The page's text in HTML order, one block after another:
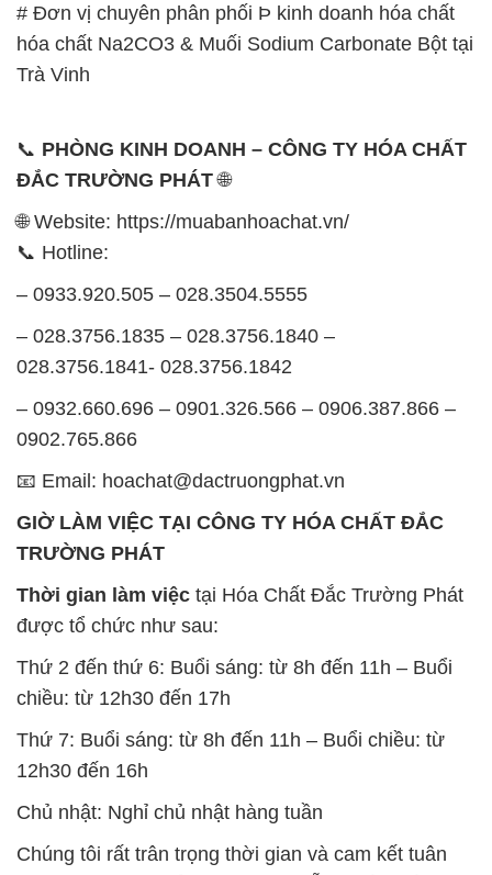
📞PHÒNG KINH DOANH – CÔNG TY HÓA CHẤT
ĐẮC TRƯỜNG PHÁT🌐
🌐 Website: https://muabanhoachat.vn/
– 0933.920.505 – 028.3504.5555
028.3756.1841- 028.3756.1842
0902.765.866
📧 Email: hoachat@dactruongphat.vn
TRƯỜNG PHÁT
được tổ chức như sau:
Thứ 2 đến thứ 6: Buổi sáng: từ 8h đến 11h – Buổi
chiều: từ 12h30 đến 17h
Thứ 7: Buổi sáng: từ 8h đến 11h – Buổi chiều: từ
12h30 đến 16h
Chủ nhật: Nghỉ chủ nhật hàng tuần
thủ giờ làm việc để đảm bảo sự hỗ trợ tốt nhất cho
khách hàng và đảm bảo hiệu suất công việc cao
nhất của nhân viên.
BẢN ĐỒ MAP TẠI CÔNG TY HÓA CHẤT ĐẮC